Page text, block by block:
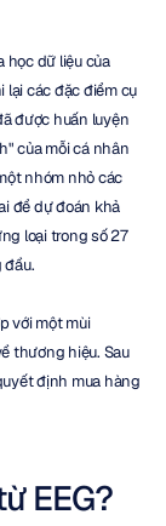
học dữ liệu của
lại các đặc điểm cụ
được huấn luyện
của mỗi cá nhân
nhóm nhỏ các
để dự đoán khả
loại trong số 27
đầu.
với một mùi
thương hiệu. Sau
định mua hàng
EEG?